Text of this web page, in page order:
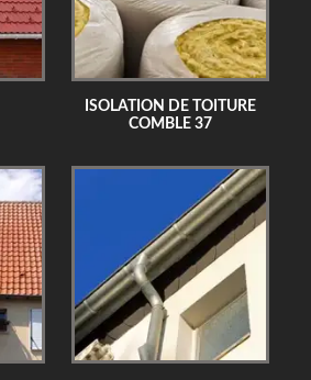
ISOLATION DE TOITURE
COMBLE 37